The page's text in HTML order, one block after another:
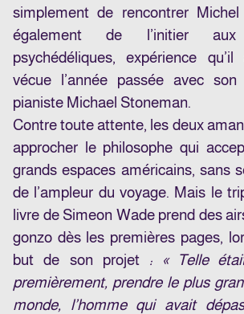
simplement de rencontrer
également de l’initier aux
psychédéliques, expérience
vécue l’année passée avec son
pianiste Michael Stoneman.
Contre toute attente, les deux
approcher le philosophe qui
grands espaces américains, sans
de l’ampleur du voyage. Mais le
livre de Simeon Wade prend des
gonzo dès les premières pages,
but de son projet : « Telle
premièrement, prendre le plus
monde, l’homme qui avait